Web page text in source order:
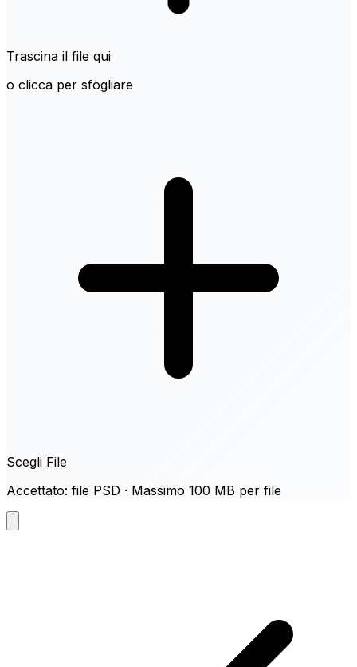
Trascina il file qui
o clicca per sfogliare
Scegli File
Accettato: file PSD · Massimo 100 MB per file